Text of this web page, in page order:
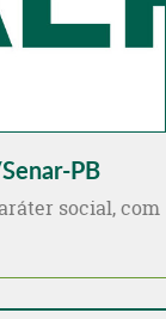
PB
social, com